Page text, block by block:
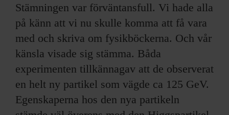
Stämningen var förväntansfull. Vi hade alla
på känn att vi nu skulle komma att få vara
med och skriva om fysikböckerna. Och vår
känsla visade sig stämma. Båda
experimenten tillkännagav att de observerat
en helt ny partikel som vägde ca 125 GeV.
Egenskaperna hos den nya partikeln